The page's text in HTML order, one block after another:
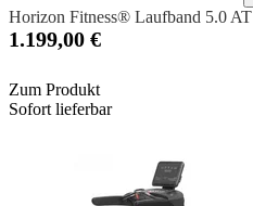
Horizon Fitness® Laufband 5.0 AT
1.199,00 €
Zum Produkt
Sofort lieferbar